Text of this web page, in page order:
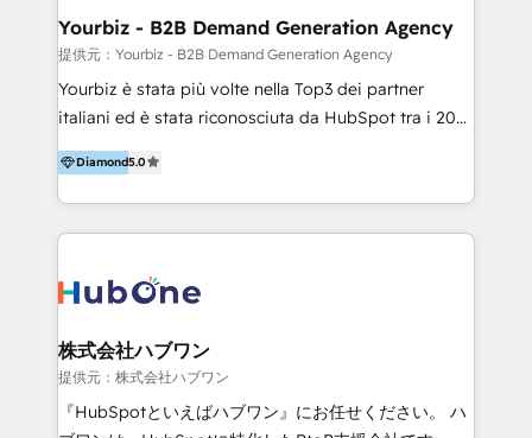
Integrations 💎Go-To-Market (GTM) Strategies &
Account-Based Marketing 💎CMS Development &
Conversion-Focused Websites With a 5.0⭐average
rating and 140+ verified client reviews on the
businesses globally for consistent delivery and high
client satisfaction. With deep HubSpot expertise and
your business with a proven and reliable HubSpot
Diamond Partner? 👉Connect with TRooInbound
today (https://www.trooinbound.com/contact-us)
Yourbiz - B2B Demand Generation Agency
提供元：Yourbiz - B2B Demand Generation Agency
Yourbiz è stata più volte nella Top3 dei partner
italiani ed è stata riconosciuta da HubSpot tra i 20
migliori partner EMEA per la gestione del cliente.
Stiamo accompagnando oltre 100 aziende nella
digitalizzazione e ottimizzazione dei processi di
marketing e vendita. Il nostro metodo DAM è stato
mappatura dei canali di acquisizione dei contatti e
HubSpot come fornitore ufficiale per le integrazioni
tra il CRM e altri sistemi aziendali, tra cui SAP,
AS400, TeamSystem. HubSpot ci ha riconosciuto
come formatori ufficiali per l'adozione del CRM in
Diamond5.0
株式会社ハブワン
提供元：株式会社ハブワン
『HubSpotといえばハブワン』にお任せください。 ハ